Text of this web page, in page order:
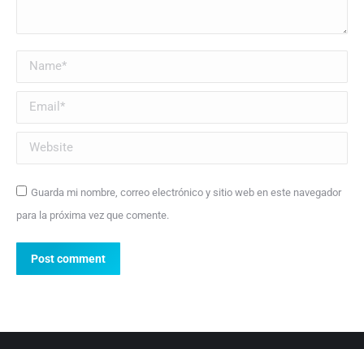
Name *
Email *
Website
Guarda mi nombre, correo electrónico y sitio web en este navegador
para la próxima vez que comente.
Post comment